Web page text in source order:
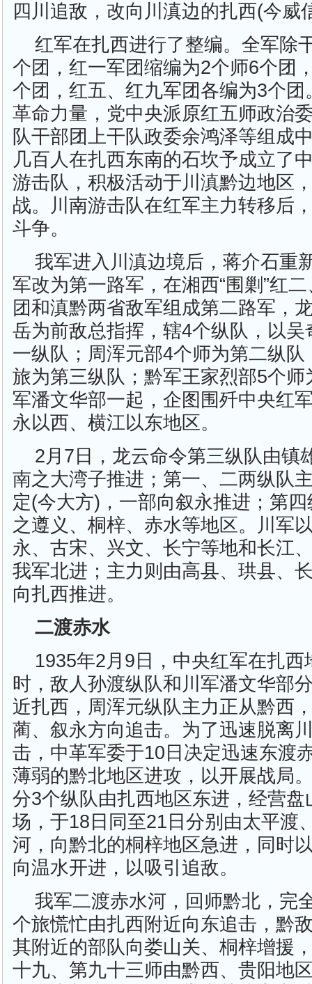
四川追敌，改向川滇边的扎西(今威
红军在扎西进行了整编。全军除
个团，红一军团缩编为2个师6个团
个团，红五、红九军团各编为3个
革命力量，党中央派原红五师政治
队干部团上干队政委余鸿泽等组成
几百人在扎西东南的石坎予成立了
游击队，积极活动于川滇黔边地区
战。川南游击队在红军主力转移后
斗争。
我军进入川滇边境后，蒋介石重
军改为第一路军，在湘西“围剿”红
团和滇黔两省敌军组成第二路军，
岳为前敌总指挥，辖4个纵队，以
一纵队；周浑元部4个师为第二纵
旅为第三纵队；黔军王家烈部5个
军潘文华部一起，企图围歼中央红
永以西、横江以东地区。
2月7日，龙云命令第三纵队由镇
南之大湾子推进；第一、二两纵队
定(今大方)，一部向叙永推进；第
之遵义、桐梓、赤水等地区。川军
永、古宋、兴文、长宁等地和长江
我军北进；主力则由高县、珙县、
向扎西推进。
二渡赤水
1935年2月9日，中央红军在扎
时，敌人孙渡纵队和川军潘文华部
近扎西，周浑元纵队主力正从黔西
蔺、叙永方向追击。为了迅速脱离
击，中革军委于10日决定迅速东渡
薄弱的黔北地区进攻，以开展战局
分3个纵队由扎西地区东进，经营
场，于18日同至21日分别由太平渡
河，向黔北的桐梓地区急进，同时
向温水开进，以吸引追敌。
我军二渡赤水河，回师黔北，完
个旅慌忙由扎西附近向东追击，黔
其附近的部队向娄山关、桐梓增援
十九、第九十三师由黔西、贵阳地